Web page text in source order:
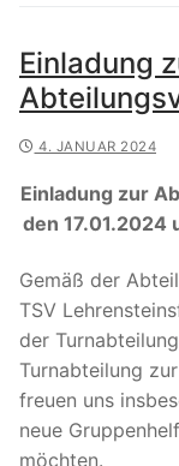
Einladung
4. JANUAR 2024
Einladung zur
den 17.01.2024
Gemäß der
TSV
der
Turnabteilung
freuen uns
neue
möchten.